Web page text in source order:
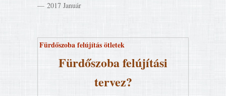
2017 Január
Fürdőszoba felújítás ötletek
Fürdőszoba felújítási
tervez?